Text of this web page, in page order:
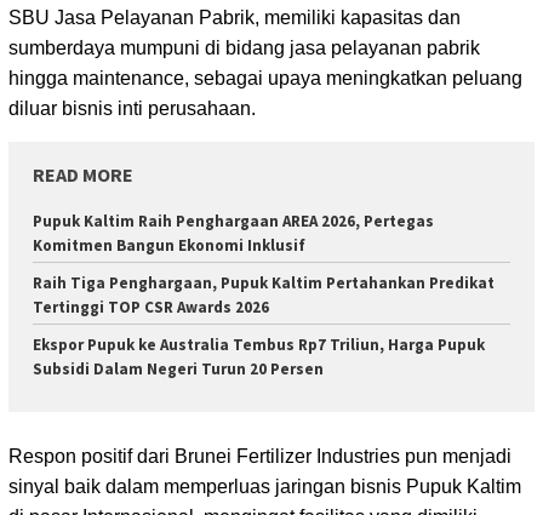
SBU Jasa Pelayanan Pabrik, memiliki kapasitas dan
sumberdaya mumpuni di bidang jasa pelayanan pabrik
hingga maintenance, sebagai upaya meningkatkan peluang
diluar bisnis inti perusahaan.
READ MORE
Pupuk Kaltim Raih Penghargaan AREA 2026, Pertegas
Komitmen Bangun Ekonomi Inklusif
Raih Tiga Penghargaan, Pupuk Kaltim Pertahankan Predikat
Tertinggi TOP CSR Awards 2026
Ekspor Pupuk ke Australia Tembus Rp7 Triliun, Harga Pupuk
Subsidi Dalam Negeri Turun 20 Persen
Respon positif dari Brunei Fertilizer Industries pun menjadi
sinyal baik dalam memperluas jaringan bisnis Pupuk Kaltim